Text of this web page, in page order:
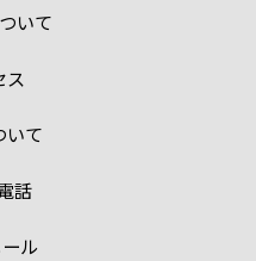
いて
ス
いて
話
ール